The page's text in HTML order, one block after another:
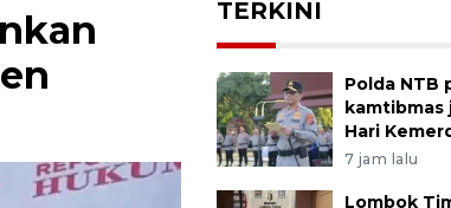
TERKINI
Polda NTB
kamtibmas
Hari
7 jam lalu
Lombok